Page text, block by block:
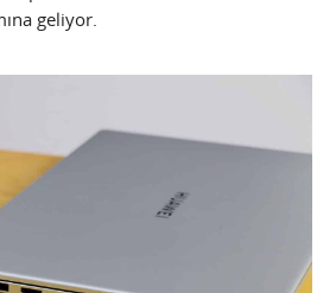
geliyor.